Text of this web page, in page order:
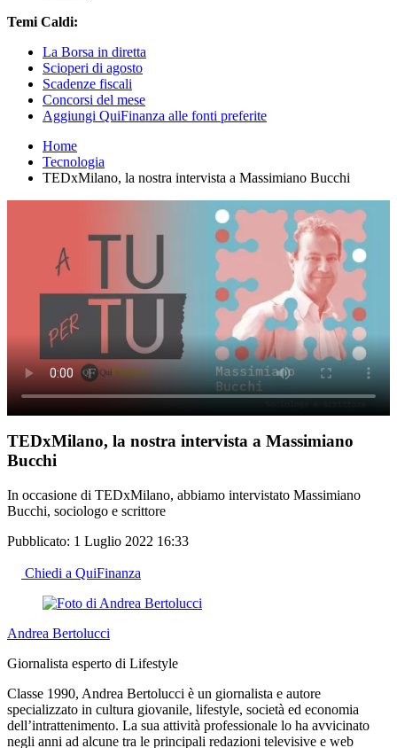
Temi Caldi:
La Borsa in diretta
Scioperi di agosto
Scadenze fiscali
Concorsi del mese
Aggiungi QuiFinanza alle fonti preferite
Home
Tecnologia
TEDxMilano, la nostra intervista a Massimiano Bucchi
TEDxMilano, la nostra intervista a Massimiano
Bucchi
In occasione di TEDxMilano, abbiamo intervistato Massimiano
Bucchi, sociologo e scrittore
Pubblicato: 1 Luglio 2022 16:33
Chiedi a QuiFinanza
Andrea Bertolucci
Giornalista esperto di Lifestyle
Classe 1990, Andrea Bertolucci è un giornalista e autore
specializzato in cultura giovanile, lifestyle, società ed economia
dell’intrattenimento. La sua attività professionale lo ha avvicinato
negli anni ad alcune tra le principali redazioni televisive e web